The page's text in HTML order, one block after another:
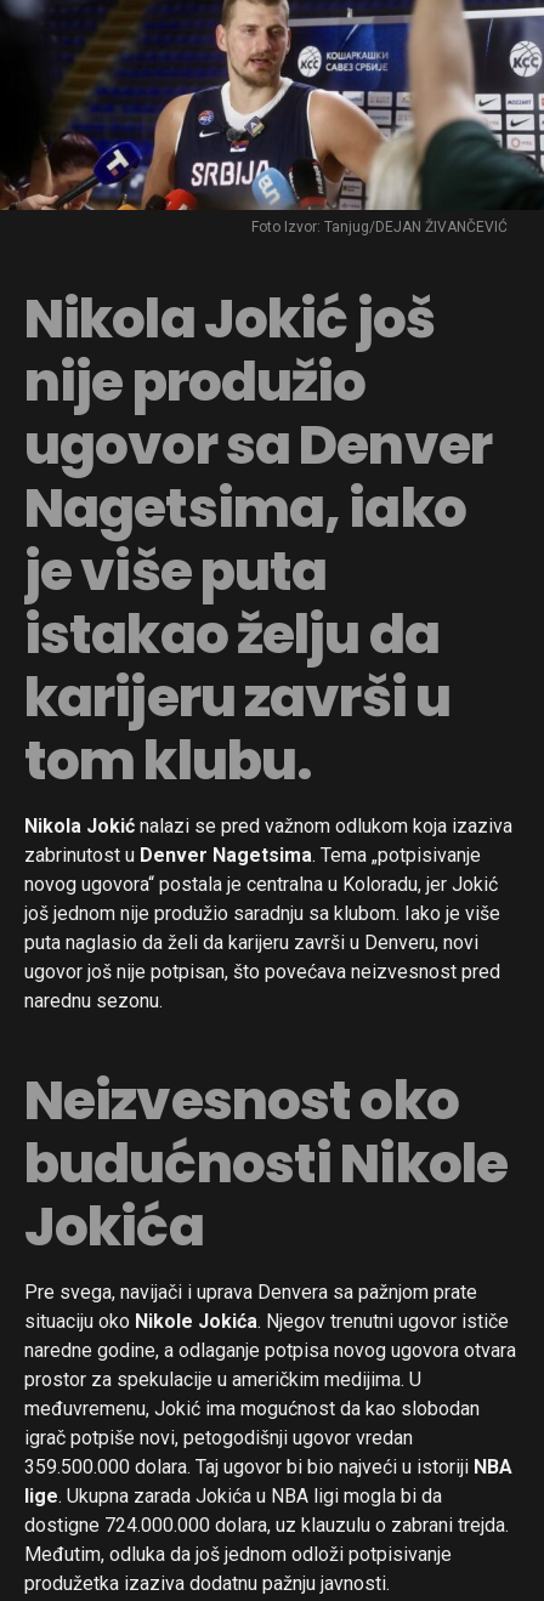
Foto Izvor: Tanjug/DEJAN ŽIVANČEVIĆ
Nikola Jokić još
nije produžio
ugovor sa Denver
Nagetsima, iako
je više puta
istakao želju da
karijeru završi u
tom klubu.
Nikola Jokić nalazi se pred važnom odlukom koja izaziva
zabrinutost u Denver Nagetsima. Tema „potpisivanje
novog ugovora“ postala je centralna u Koloradu, jer Jokić
još jednom nije produžio saradnju sa klubom. Iako je više
puta naglasio da želi da karijeru završi u Denveru, novi
ugovor još nije potpisan, što povećava neizvesnost pred
narednu sezonu.
Neizvesnost oko
budućnosti Nikole
Jokića
Pre svega, navijači i uprava Denvera sa pažnjom prate
situaciju oko Nikole Jokića. Njegov trenutni ugovor ističe
naredne godine, a odlaganje potpisa novog ugovora otvara
prostor za spekulacije u američkim medijima. U
međuvremenu, Jokić ima mogućnost da kao slobodan
igrač potpiše novi, petogodišnji ugovor vredan
359.500.000 dolara. Taj ugovor bi bio najveći u istoriji NBA
lige. Ukupna zarada Jokića u NBA ligi mogla bi da
dostigne 724.000.000 dolara, uz klauzulu o zabrani trejda.
Međutim, odluka da još jednom odloži potpisivanje
produžetka izaziva dodatnu pažnju javnosti.